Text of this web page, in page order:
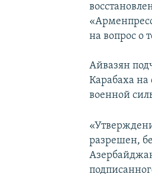
на вопрос о
Айвазян
Карабаха
военной
разрешен,